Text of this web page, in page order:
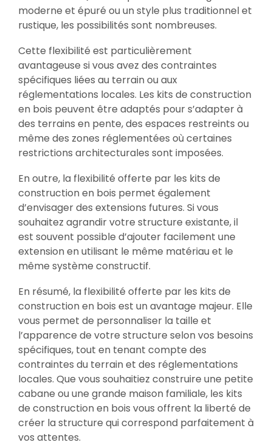
moderne et épuré ou un style plus traditionnel et
rustique, les possibilités sont nombreuses.
Cette flexibilité est particulièrement
avantageuse si vous avez des contraintes
spécifiques liées au terrain ou aux
réglementations locales. Les kits de construction
en bois peuvent être adaptés pour s’adapter à
des terrains en pente, des espaces restreints ou
même des zones réglementées où certaines
restrictions architecturales sont imposées.
En outre, la flexibilité offerte par les kits de
construction en bois permet également
d’envisager des extensions futures. Si vous
souhaitez agrandir votre structure existante, il
est souvent possible d’ajouter facilement une
extension en utilisant le même matériau et le
même système constructif.
En résumé, la flexibilité offerte par les kits de
construction en bois est un avantage majeur. Elle
vous permet de personnaliser la taille et
l’apparence de votre structure selon vos besoins
spécifiques, tout en tenant compte des
contraintes du terrain et des réglementations
locales. Que vous souhaitiez construire une petite
cabane ou une grande maison familiale, les kits
de construction en bois vous offrent la liberté de
créer la structure qui correspond parfaitement à
vos attentes.